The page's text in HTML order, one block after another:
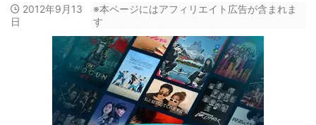
2012年9月13
日
※本ページにはアフィリエイト広告が含まれま
す